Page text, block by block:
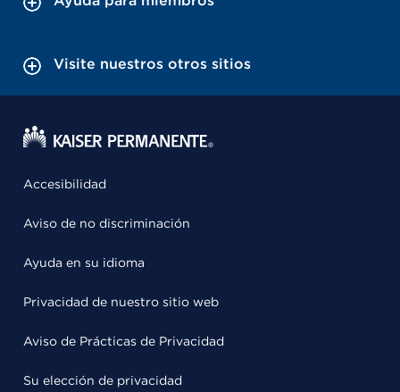
Visite nuestros otros sitios
Accesibilidad
Aviso de no discriminación
Ayuda en su idioma
Privacidad de nuestro sitio web
Aviso de Prácticas de Privacidad
Su elección de privacidad